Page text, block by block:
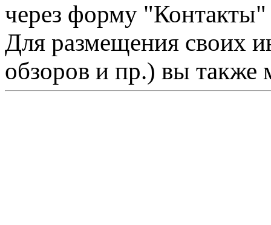
через форму "Контакты"
Для размещения своих
обзоров и пр.) вы также